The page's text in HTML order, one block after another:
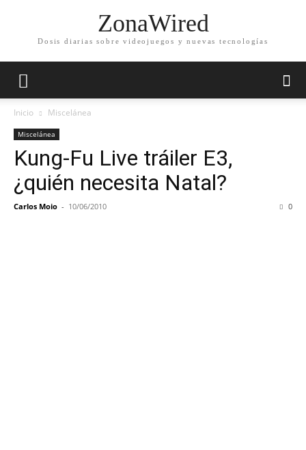
ZonaWired
Dosis diarias sobre videojuegos y nuevas tecnologías
Inicio Miscelánea
Miscelánea
Kung-Fu Live tráiler E3,
¿quién necesita Natal?
Carlos Moio - 10/06/2010 0